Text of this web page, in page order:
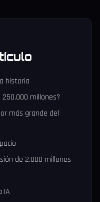
historia
millones?
más grande del
de 2.000 millones
IA